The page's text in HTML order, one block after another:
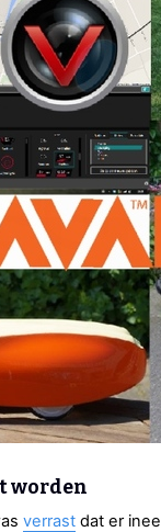
worden
verrast dat er